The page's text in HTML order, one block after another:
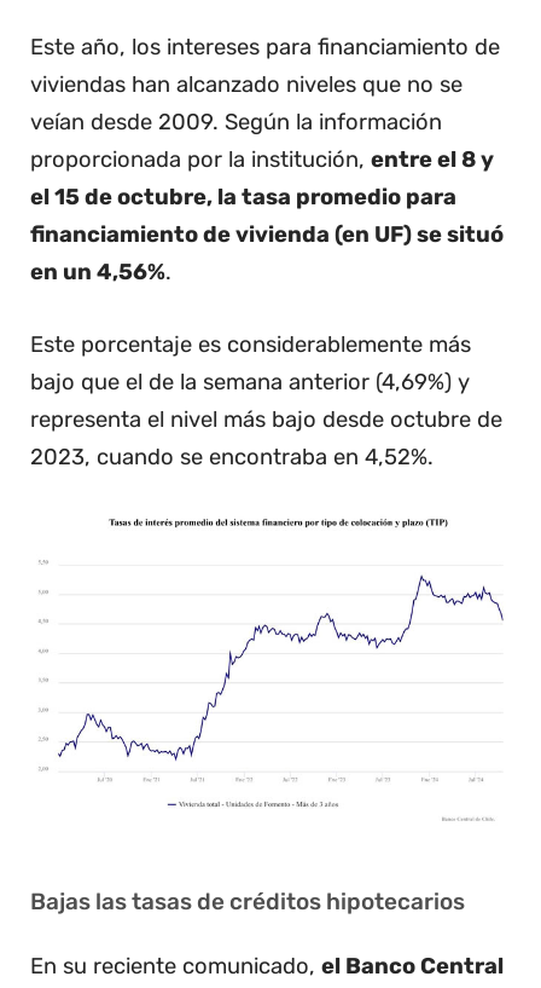
Este año, los intereses para financiamiento de
viviendas han alcanzado niveles que no se
veían desde 2009. Según la información
proporcionada por la institución, entre el 8 y
el 15 de octubre, la tasa promedio para
financiamiento de vivienda (en UF) se situó
en un 4,56%.
Este porcentaje es considerablemente más
bajo que el de la semana anterior (4,69%) y
representa el nivel más bajo desde octubre de
2023, cuando se encontraba en 4,52%.
Bajas las tasas de créditos hipotecarios
En su reciente comunicado, el Banco Central